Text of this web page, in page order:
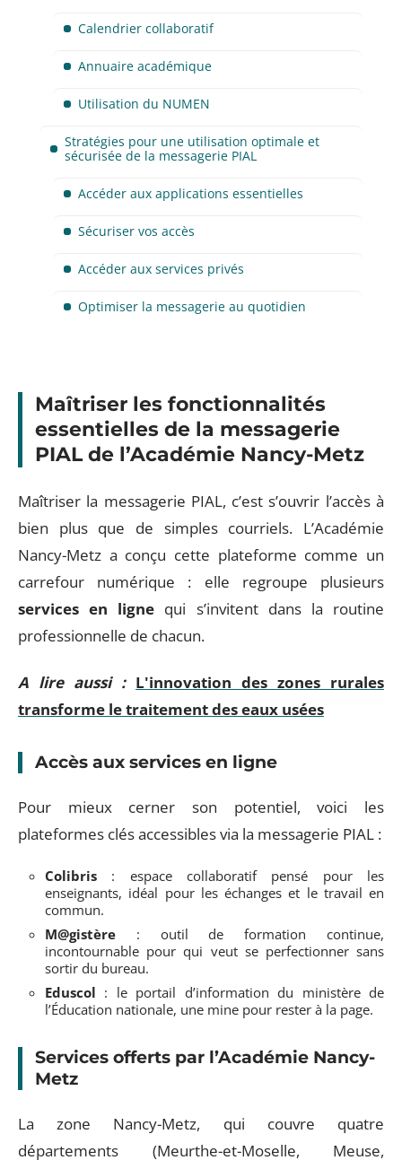
Calendrier collaboratif
Annuaire académique
Utilisation du NUMEN
Stratégies pour une utilisation optimale et
sécurisée de la messagerie PIAL
Accéder aux applications essentielles
Sécuriser vos accès
Accéder aux services privés
Optimiser la messagerie au quotidien
Maîtriser les fonctionnalités
essentielles de la messagerie
PIAL de l’Académie Nancy-Metz
Maîtriser la messagerie PIAL, c’est s’ouvrir l’accès à
bien plus que de simples courriels. L’Académie
Nancy-Metz a conçu cette plateforme comme un
carrefour numérique : elle regroupe plusieurs
services en ligne qui s’invitent dans la routine
professionnelle de chacun.
A lire aussi : L'innovation des zones rurales
transforme le traitement des eaux usées
Accès aux services en ligne
Pour mieux cerner son potentiel, voici les
plateformes clés accessibles via la messagerie PIAL :
Colibris : espace collaboratif pensé pour les
enseignants, idéal pour les échanges et le travail en
commun.
M@gistère : outil de formation continue,
incontournable pour qui veut se perfectionner sans
sortir du bureau.
Eduscol : le portail d’information du ministère de
l’Éducation nationale, une mine pour rester à la page.
Services offerts par l’Académie Nancy-
Metz
La zone Nancy-Metz, qui couvre quatre
départements (Meurthe-et-Moselle, Meuse,